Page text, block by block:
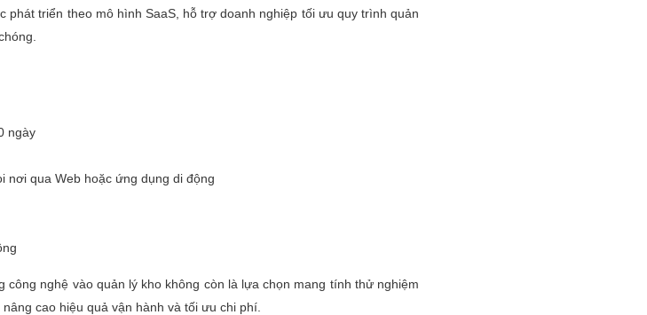
phát triển theo mô hình SaaS, hỗ trợ doanh nghiệp tối ưu quy trình quản
ngày
nơi qua Web hoặc ứng dụng di động
nghệ vào quản lý kho không còn là lựa chọn mang tính thử nghiệm
cao hiệu quả vận hành và tối ưu chi phí.